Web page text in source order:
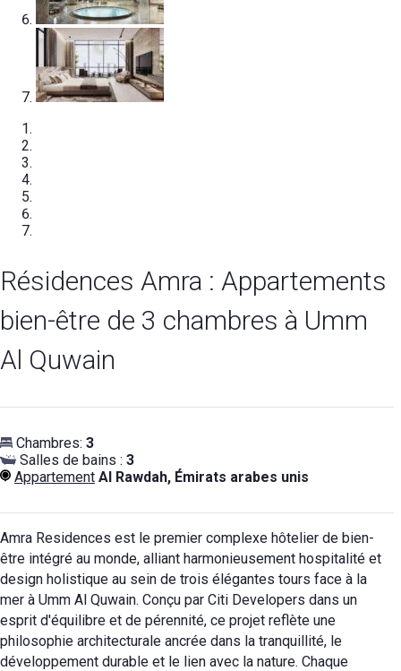
Résidences Amra : Appartements
bien-être de 3 chambres à Umm
Al Quwain
Chambres: 3
Salles de bains : 3
Appartement Al Rawdah, Émirats arabes unis
Amra Residences est le premier complexe hôtelier de bien-
être intégré au monde, alliant harmonieusement hospitalité et
design holistique au sein de trois élégantes tours face à la
mer à Umm Al Quwain. Conçu par Citi Developers dans un
esprit d'équilibre et de pérennité, ce projet reflète une
philosophie architecturale ancrée dans la tranquillité, le
développement durable et le lien avec la nature. Chaque